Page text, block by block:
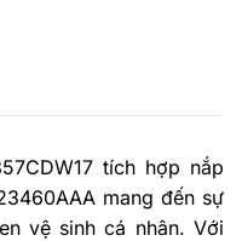
tích hợp nắp
mang đến sự
vệ sinh cá nhân. Với